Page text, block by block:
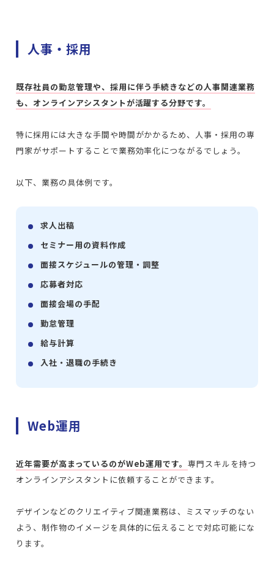
人事・採用
既存社員の勤怠管理や、採用に伴う手続きなどの人事関連業務
も、オンラインアシスタントが活躍する分野です。
特に採用には大きな手間や時間がかかるため、人事・採用の専
門家がサポートすることで業務効率化につながるでしょう。
以下、業務の具体例です。
求人出稿
セミナー用の資料作成
面接スケジュールの管理・調整
応募者対応
面接会場の手配
勤怠管理
給与計算
入社・退職の手続き
Web運用
近年需要が高まっているのがWeb運用です。専門スキルを持つ
オンラインアシスタントに依頼することができます。
デザインなどのクリエイティブ関連業務は、ミスマッチのない
よう、制作物のイメージを具体的に伝えることで対応可能にな
ります。